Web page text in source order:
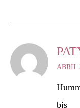
ABRIL
bjs